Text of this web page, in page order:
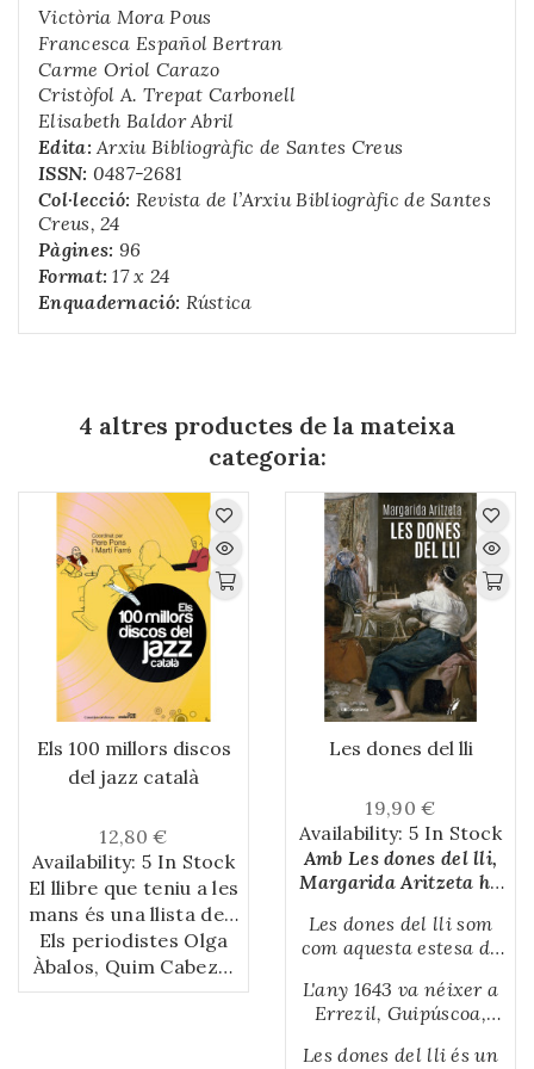
Victòria Mora Pous
Francesca Español Bertran
Carme Oriol Carazo
Cristòfol A. Trepat Carbonell
Elisabeth Baldor Abril
Edita:Arxiu Bibliogràfic de Santes Creus
ISSN: 0487-2681
Col·lecció: Revista de l’Arxiu Bibliogràfic de Santes
Creus, 24
Pàgines: 96
Format: 17 x 24
Enquadernació: Rústica
4 altres productes de la mateixa
categoria:
Els 100 millors discos
del jazz català
12,80 €
Availability:5 In Stock
El llibre que teniu a les
mans és una llista dels
100 millors discos del
jazz català i la
constatació d’una de
Els periodistes Olga
Àbalos, Quim Cabeza,
Ferran Esteve, Josep
Les dones del lli
19,90 €
Availability:5 In Stock
Amb Les dones del lli,
Margarida Aritzeta ha
investigació sobre
l'origen de la seva
família, provinent
d'una preciosa vall del
País Basc.
Les dones del lli som
com aquesta estesa de
cada matinada, totes
semblants però cap
d'igual, i sempre n'hi ha
L'any 1643 va néixer a
Errezil, Guipúscoa,
van dir, de Mariana
Les dones del lli és un